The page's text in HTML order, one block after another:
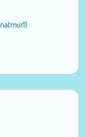
natmur11